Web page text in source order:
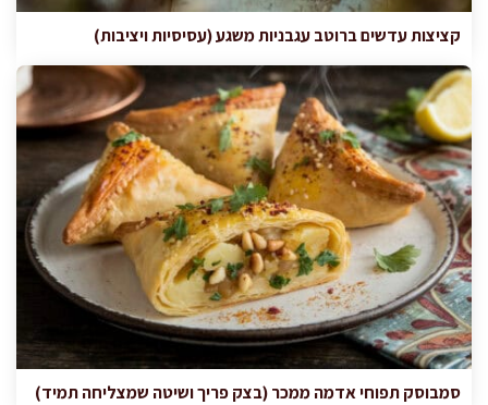
קציצות עדשים ברוטב עגבניות משגע (עסיסיות ויציבות)
סמבוסק תפוחי אדמה ממכר (בצק פריך ושיטה שמצליחה תמיד)